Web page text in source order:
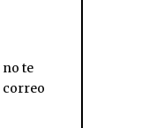
no te
correo